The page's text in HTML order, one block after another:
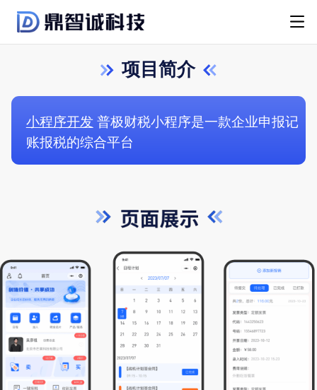
项目简介
小程序开发普极财税小程序是一款企业申报记
账报税的综合平台